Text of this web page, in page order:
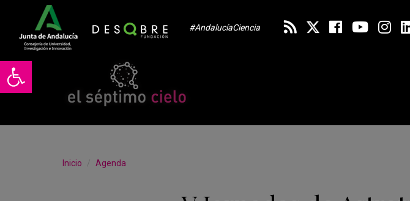
Abrir barra de herramientas
#AndalucíaCiencia
Inicio Agenda